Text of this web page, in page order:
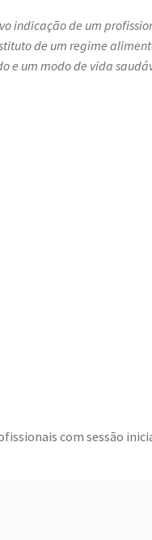
indicação de um
de um regime
e um modo de vida
com sessão